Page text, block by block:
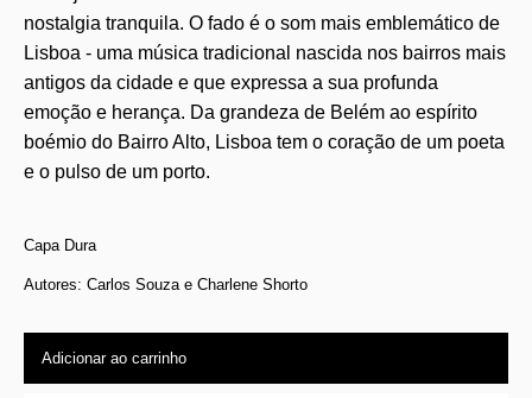
nostalgia tranquila. O fado é o som mais emblemático de
Lisboa - uma música tradicional nascida nos bairros mais
antigos da cidade e que expressa a sua profunda
emoção e herança. Da grandeza de Belém ao espírito
boémio do Bairro Alto, Lisboa tem o coração de um poeta
e o pulso de um porto.
Capa Dura
Autores: Carlos Souza e Charlene Shorto
Adicionar ao carrinho